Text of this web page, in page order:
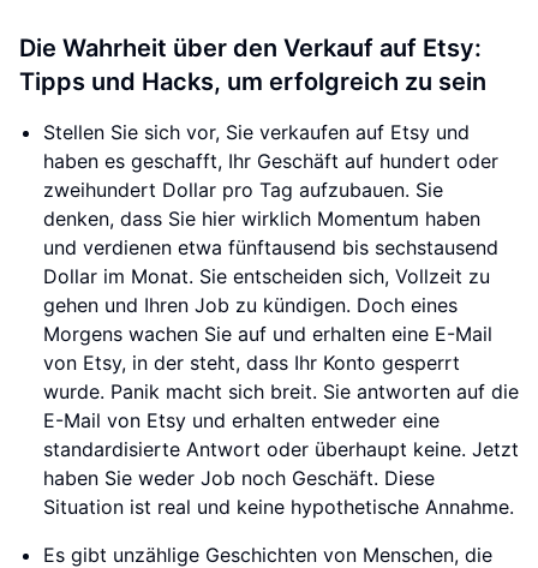
Die Wahrheit über den Verkauf auf Etsy:
Tipps und Hacks, um erfolgreich zu sein
Stellen Sie sich vor, Sie verkaufen auf Etsy und
haben es geschafft, Ihr Geschäft auf hundert oder
zweihundert Dollar pro Tag aufzubauen. Sie
denken, dass Sie hier wirklich Momentum haben
und verdienen etwa fünftausend bis sechstausend
Dollar im Monat. Sie entscheiden sich, Vollzeit zu
gehen und Ihren Job zu kündigen. Doch eines
Morgens wachen Sie auf und erhalten eine E-Mail
von Etsy, in der steht, dass Ihr Konto gesperrt
wurde. Panik macht sich breit. Sie antworten auf die
E-Mail von Etsy und erhalten entweder eine
standardisierte Antwort oder überhaupt keine. Jetzt
haben Sie weder Job noch Geschäft. Diese
Situation ist real und keine hypothetische Annahme.
Es gibt unzählige Geschichten von Menschen, die